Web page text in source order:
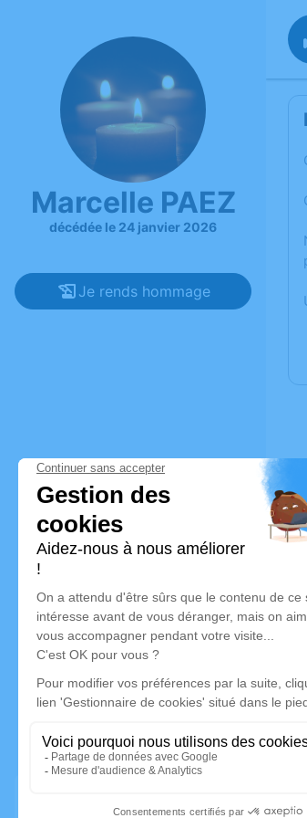
Marcelle PAEZ
décédée le 24 janvier 2026
Je rends hommage